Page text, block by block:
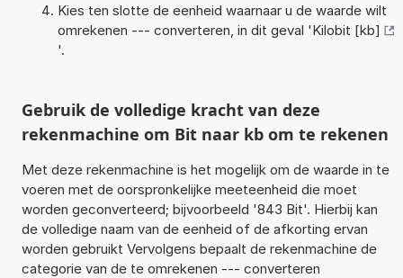
Kies ten slotte de eenheid waarnaar u de waarde wilt
omrekenen --- converteren, in dit geval 'Kilobit [kb]
'.
Gebruik de volledige kracht van deze
rekenmachine om Bit naar kb om te rekenen
Met deze rekenmachine is het mogelijk om de waarde in te
voeren met de oorspronkelijke meeteenheid die moet
worden geconverteerd; bijvoorbeeld '843 Bit'. Hierbij kan
de volledige naam van de eenheid of de afkorting ervan
worden gebruikt Vervolgens bepaalt de rekenmachine de
categorie van de te omrekenen --- converteren